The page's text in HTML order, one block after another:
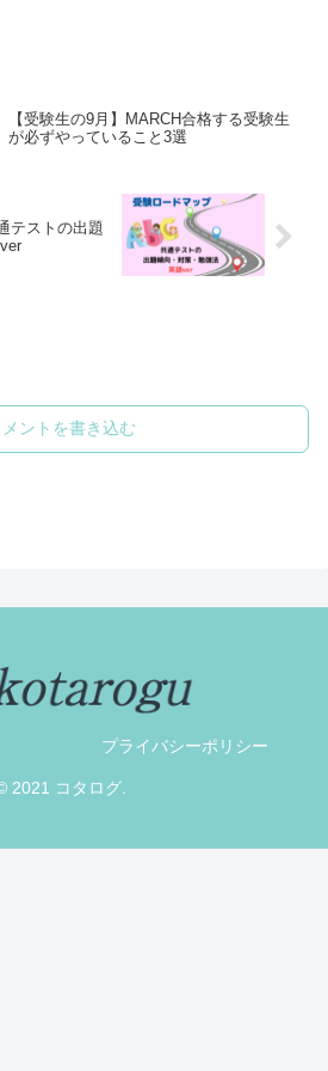
【受験生の9月】MARCH合格する受験生
が必ずやっていること3選
テストの出題
メントを書き込む
プライバシーポリシー
2021 コタログ.